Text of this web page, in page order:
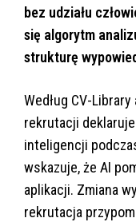
bez udziału
się algorytm
strukturę
Według CV-
rekrutacji
inteligencji
wskazuje, że AI
aplikacji. Zmiana
rekrutacja